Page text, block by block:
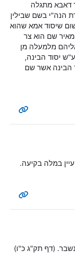
דאבא מתגלה
הנה"י בשם שבילין
שיסוד אמא שהוא
שם הוא צר
מלמעלה מן
יסוד הבינה,
הבינה אשר שם
במלה בקיעה.
(דף תק"ג כ"ו)